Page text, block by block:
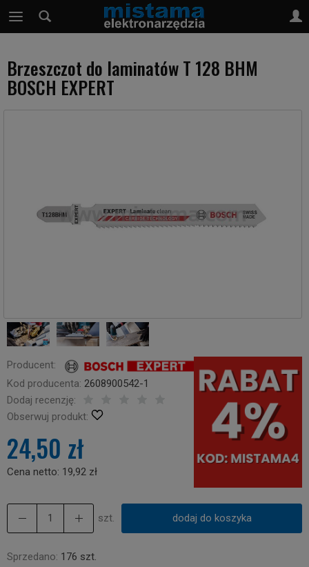
Brzeszczot do laminatów T 128 BHM
BOSCH EXPERT
Producent:
Kod producenta: 2608900542-1
Dodaj recenzję:
Obserwuj produkt:
24,50 zł
Cena netto: 19,92 zł
szt. dodaj do koszyka
Sprzedano: 176 szt.